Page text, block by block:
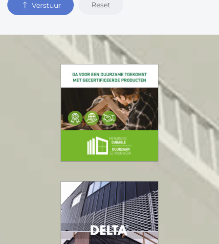
Verstuur Reset